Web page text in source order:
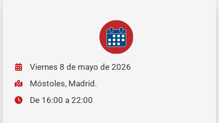
Viernes 8 de mayo de 2026
Móstoles, Madrid.
De 16:00 a 22:00